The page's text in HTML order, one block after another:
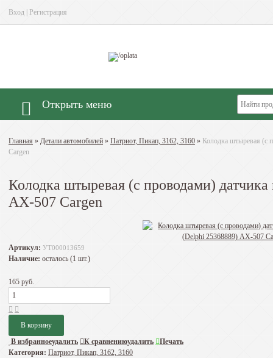
Вход Регистрация
Открыть меню
Главная » Детали автомобилей » Патриот, Пикап, 3162, 3160 » Колодка штыревая (с
Cargen
Колодка штыревая (с проводами)
АХ-507 Cargen
Артикул: УТ000013659
Наличие: осталось (1 шт.)
165 руб.
В избранноеудалить К сравнениюудалить
Печать
Категория: Патриот, Пикап, 3162, 3160